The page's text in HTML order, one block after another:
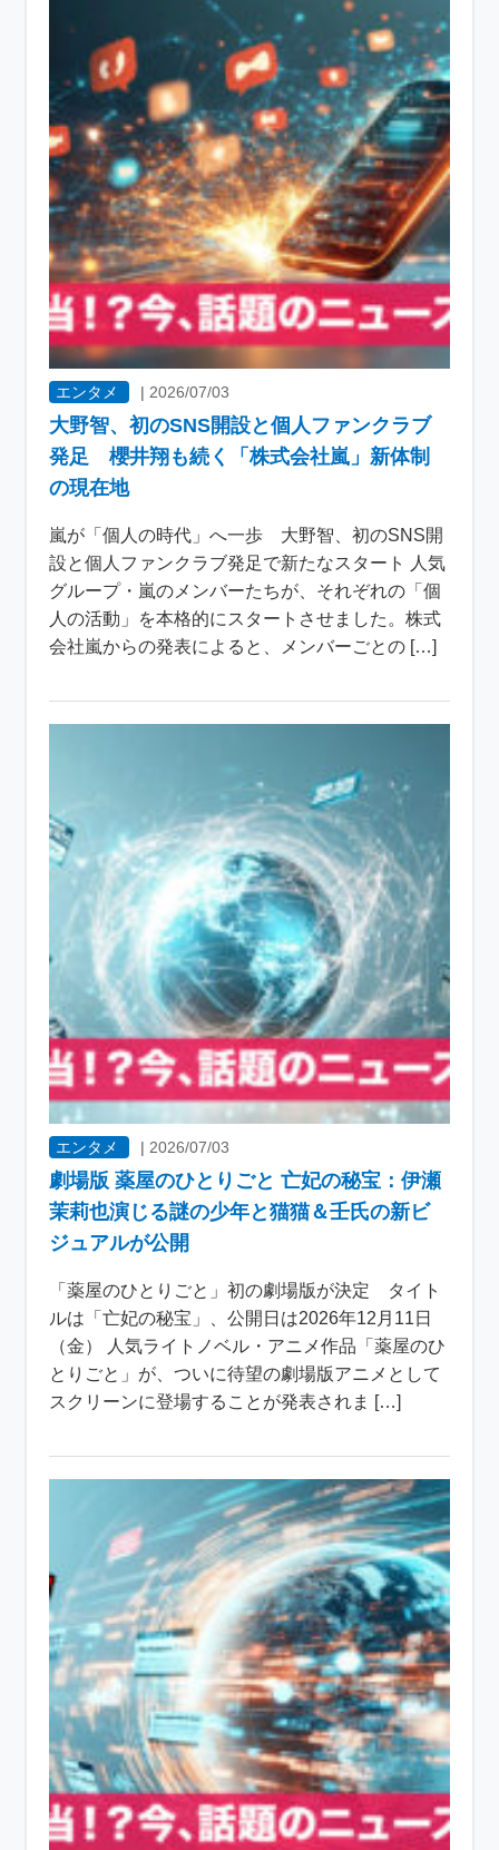
エンタメ | 2026/07/03
大野智、初のSNS開設と個人ファンクラブ
発足 櫻井翔も続く「株式会社嵐」新体制
の現在地
嵐が「個人の時代」へ一歩 大野智、初のSNS開
設と個人ファンクラブ発足で新たなスタート 人気
グループ・嵐のメンバーたちが、それぞれの「個
人の活動」を本格的にスタートさせました。株式
会社嵐からの発表によると、メンバーごとの […]
エンタメ | 2026/07/03
劇場版 薬屋のひとりごと 亡妃の秘宝：伊瀬
茉莉也演じる謎の少年と猫猫＆壬氏の新ビ
ジュアルが公開
「薬屋のひとりごと」初の劇場版が決定 タイト
ルは「亡妃の秘宝」、公開日は2026年12月11日
（金） 人気ライトノベル・アニメ作品「薬屋のひ
とりごと」が、ついに待望の劇場版アニメとして
スクリーンに登場することが発表されま […]